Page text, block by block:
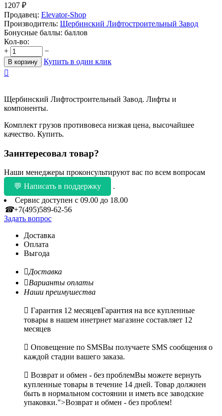
1207 ₽
Продавец: Elevator-Shop
Производитель: Щербинский Лифтостроительный Завод
Бонусные баллы: баллов
Кол-во:
+
−
В корзину
Купить в один клик

Щербинский Лифтостроительный Завод. Лифты и
компоненты.
Комплект грузов противовеса низкая цена, высочайшее
качество. Купить.
Заинтересовал товар?
Наши менеджеры проконсультируют вас по всем вопросам
💬 Написать в поддержку
.
Сервис доступен с 09.00 до 18.00
☎+7(495)589-62-56
Задать вопрос
Доставка
Оплата
Выгода
Доставка
Варианты оплаты
Наши преимушества
 Гарантия 12 месяцевГарантия на все купленные
товары в нашем инетрнет магазине составляет 12
месяцев
 Оповещение по SMSВы получаете SMS сообщения о
каждой стадии вашего заказа.
 Возврат и обмен - без проблемВы можете вернуть
купленные товары в течение 14 дней. Товар должнен
быть в нормальном состоянии и иметь все заводские
упаковки.">Возврат и обмен - без проблем!